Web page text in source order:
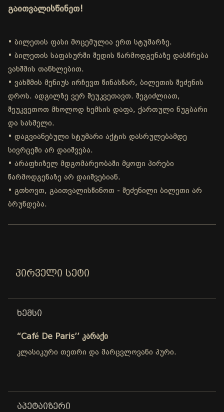
გაითვალისწინეთ!
• ბილეთის ფასი მოცემულია ერთ სტუმარზე.
• ბილეთის საფასურში შედის წარმოდგენაზე დასწრება
ვახშმის თანხლებით.
• ვახშმის მენიუს ირჩევთ წინასწარ, ბილეთის შეძენის
დროს. ადგილზე ვერ შეუკვეთავთ. შეგიძლიათ,
შეუკვეთოთ მხოლოდ ხემსის დაფა, ქართული ნუგბარი
და სასმელი.
• დაგვიანებული სტუმარი აქტის დასრულებამდე
სივრცეში არ დაიშვება.
• არაფხიზელ მდგომარეობაში მყოფი პირები
წარმოდგენაზე არ დაიშვებიან.
• გთხოვთ, გაითვალისწინოთ - შეძენილი ბილეთი არ
ბრუნდება.
ᲞᲘᲠᲕᲔᲚᲘ ᲡᲔᲢᲘ
ᲮᲔᲛᲡᲘ
“Café De Paris’’ კარაქი
კლასიკური თეთრი და მარცვლოვანი პური.
ᲐᲞᲔᲢᲐᲘᲖᲔᲠᲘ